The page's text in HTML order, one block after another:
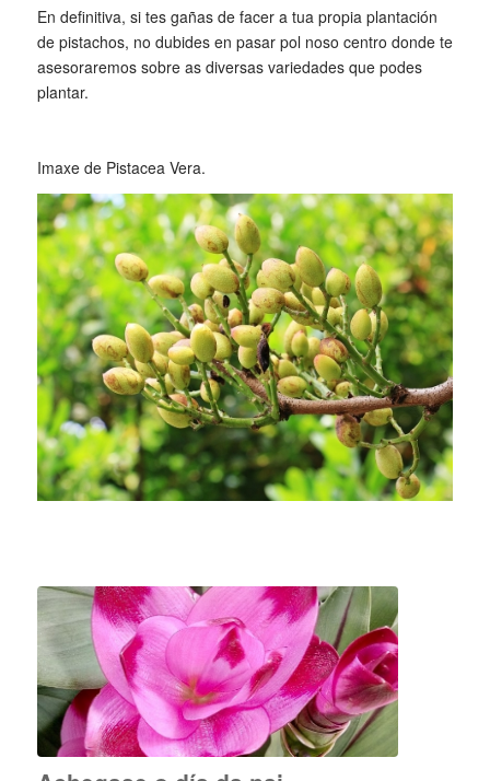
En definitiva, si tes gañas de facer a tua propia plantación
de pistachos, no dubides en pasar pol noso centro donde te
asesoraremos sobre as diversas variedades que podes
plantar.
Imaxe de Pistacea Vera.